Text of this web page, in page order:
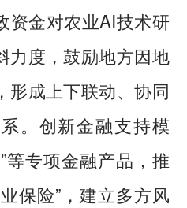
资金对农业AI技术研
力度，鼓励地方因地
形成上下联动、协同
。创新金融支持模
等专项金融产品，推
保险”，建立多方风